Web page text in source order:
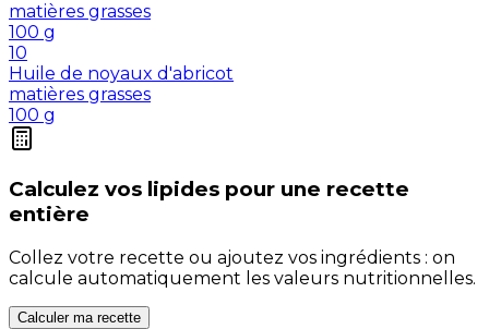
matières grasses
100 g
10
Huile de noyaux d'abricot
matières grasses
100 g
Calculez vos lipides pour une recette
entière
Collez votre recette ou ajoutez vos ingrédients : on
calcule automatiquement les valeurs nutritionnelles.
Calculer ma recette